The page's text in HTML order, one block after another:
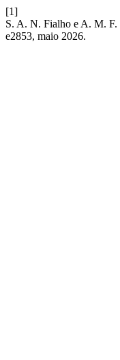
[1]
S. A. N. Fialho e A. M. F.
e2853, maio 2026.